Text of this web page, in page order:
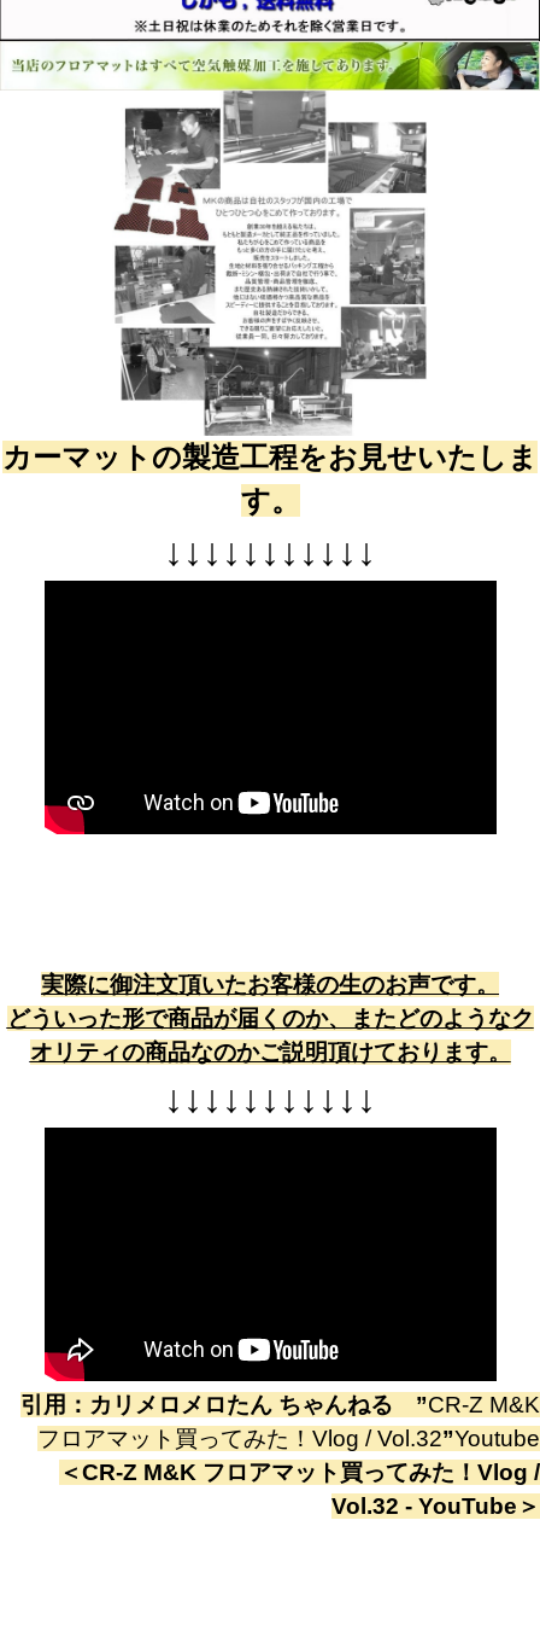
カーマットの製造工程をお見せいたしま
す。
↓ ↓ ↓ ↓ ↓ ↓ ↓ ↓ ↓ ↓ ↓
実際に御注文頂いたお客様の生のお声です。
どういった形で商品が届くのか、またどのようなク
オリティの商品なのかご説明頂けております。
↓ ↓ ↓ ↓ ↓ ↓ ↓ ↓ ↓ ↓ ↓
引用： カリメロメロたん ちゃんねる ”CR-Z M&K
フロアマット買ってみた！Vlog / Vol.32”Youtube
＜CR-Z M&K フロアマット買ってみた！Vlog /
Vol.32 - YouTube ＞